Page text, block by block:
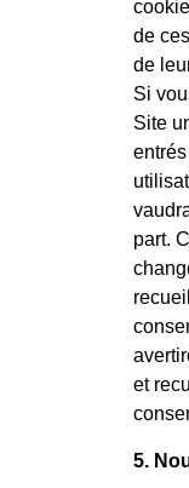
de
de
Si
Site
part.
et
5.